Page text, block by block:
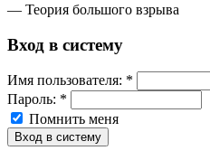
— Теория большого взрыва
Вход в систему
Имя пoльзовaтeля: *
Пароль: *
Помнить меня